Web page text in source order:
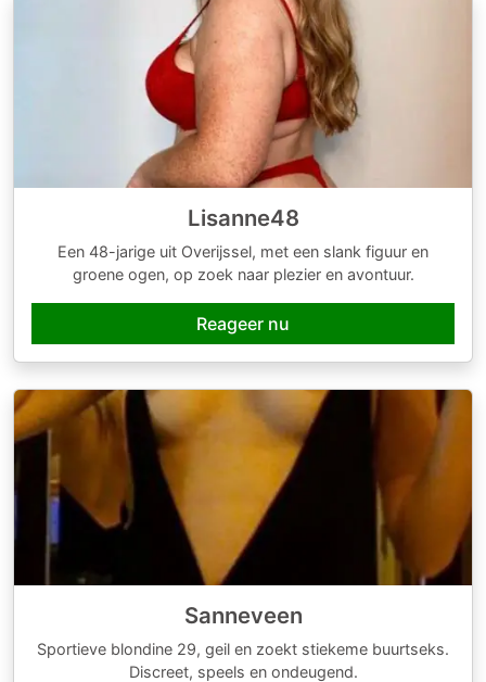
Lisanne48
Een 48-jarige uit Overijssel, met een slank figuur en
groene ogen, op zoek naar plezier en avontuur.
Reageer nu
Sanneveen
Sportieve blondine 29, geil en zoekt stiekeme buurtseks.
Discreet, speels en ondeugend.